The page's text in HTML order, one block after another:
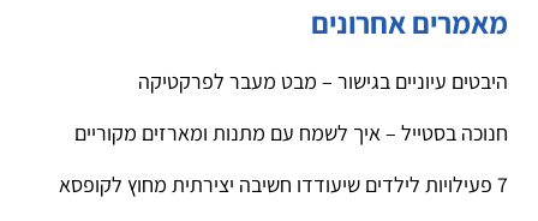
מאמרים אחרונים
היבטים עיוניים בגישור – מבט מעבר לפרקטיקה
חנוכה בסטייל – איך לשמח עם מתנות ומארזים מקוריים
7 פעילויות לילדים שיעודדו חשיבה יצירתית מחוץ לקופסא